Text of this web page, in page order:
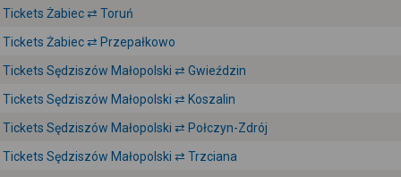
Tickets Żabiec ⇄ Toruń
Tickets Żabiec ⇄ Przepałkowo
Tickets Sędziszów Małopolski ⇄ Gwieździn
Tickets Sędziszów Małopolski ⇄ Koszalin
Tickets Sędziszów Małopolski ⇄ Połczyn-Zdrój
Tickets Sędziszów Małopolski ⇄ Trzciana